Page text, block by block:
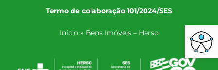
Barra de
Termo de colaboração 101/2024/SES
Início » Bens Imóveis – Herso